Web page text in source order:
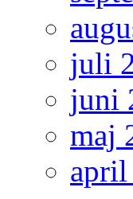
juli
juni
maj
april